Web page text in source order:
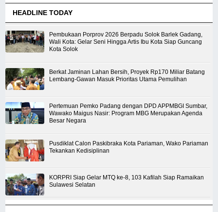
HEADLINE TODAY
Pembukaan Porprov 2026 Berpadu Solok Barlek Gadang,
Wali Kota: Gelar Seni Hingga Artis Ibu Kota Siap Guncang
Kota Solok
Berkat Jaminan Lahan Bersih, Proyek Rp170 Miliar Batang
Lembang-Gawan Masuk Prioritas Utama Pemulihan
Pertemuan Pemko Padang dengan DPD APPMBGI Sumbar,
Wawako Maigus Nasir: Program MBG Merupakan Agenda
Besar Negara
Pusdiklat Calon Paskibraka Kota Pariaman, Wako Pariaman
Tekankan Kedisiplinan
KORPRI Siap Gelar MTQ ke-8, 103 Kafilah Siap Ramaikan
Sulawesi Selatan